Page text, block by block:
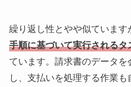
繰り返し性とやや似ています
手順に基づいて実行されるタ
ています。請求書のデータを
し、支払いを処理する作業